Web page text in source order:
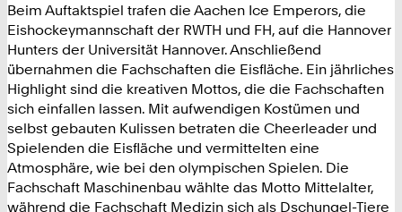
Beim Auftaktspiel trafen die Aachen Ice Emperors, die
Eishockeymannschaft der RWTH und FH, auf die Hannover
Hunters der Universität Hannover. Anschließend
übernahmen die Fachschaften die Eisfläche. Ein jährliches
Highlight sind die kreativen Mottos, die die Fachschaften
sich einfallen lassen. Mit aufwendigen Kostümen und
selbst gebauten Kulissen betraten die Cheerleader und
Spielenden die Eisfläche und vermittelten eine
Atmosphäre, wie bei den olympischen Spielen. Die
Fachschaft Maschinenbau wählte das Motto Mittelalter,
während die Fachschaft Medizin sich als Dschungel-Tiere